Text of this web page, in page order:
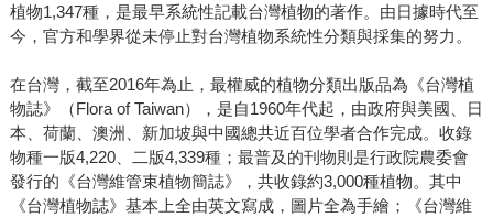
植物1,347種，是最早系統性記載台灣植物的著作。由日據時代至
今，官方和學界從未停止對台灣植物系統性分類與採集的努力。
在台灣，截至2016年為止，最權威的植物分類出版品為《台灣植
物誌》（Flora of Taiwan），是自1960年代起，由政府與美國、日
本、荷蘭、澳洲、新加坡與中國總共近百位學者合作完成。收錄
物種一版4,220、二版4,339種；最普及的刊物則是行政院農委會
發行的《台灣維管束植物簡誌》，共收錄約3,000種植物。其中
《台灣植物誌》基本上全由英文寫成，圖片全為手繪；《台灣維